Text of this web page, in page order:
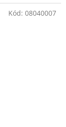
Kód: 08040007